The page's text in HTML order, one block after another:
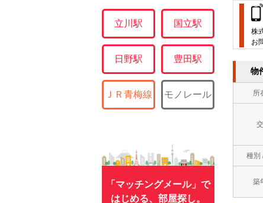
株
お
物
所
種別
築
立川駅 国立駅
日野駅 豊田駅
ＪＲ青梅線 モノレール
「マッチングメール」で
はじめる、部屋探し。